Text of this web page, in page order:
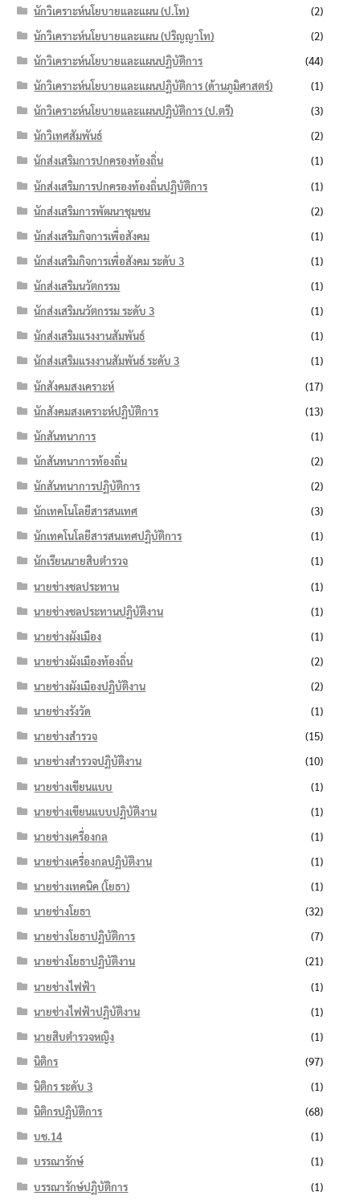
นักวิเคราะห์นโยบายและแผน (ป.โท)
(2)
นักวิเคราะห์นโยบายและแผน (ปริญญาโท)
(2)
นักวิเคราะห์นโยบายและแผนปฏิบัติการ
(44)
นักวิเคราะห์นโยบายและแผนปฏิบัติการ (ด้านภูมิศาสตร์)
(1)
นักวิเคราะห์นโยบายและแผนปฏิบัติการ (ป.ตรี)
(3)
นักวิเทศสัมพันธ์
(2)
นักส่งเสริมการปกครองท้องถิ่น
(1)
นักส่งเสริมการปกครองท้องถิ่นปฏิบัติการ
(1)
นักส่งเสริมการพัฒนาชุมชน
(2)
นักส่งเสริมกิจการเพื่อสังคม
(1)
นักส่งเสริมกิจการเพื่อสังคม ระดับ 3
(1)
นักส่งเสริมนวัตกรรม
(1)
นักส่งเสริมนวัตกรรม ระดับ 3
(1)
นักส่งเสริมแรงงานสัมพันธ์
(1)
นักส่งเสริมแรงงานสัมพันธ์ ระดับ 3
(1)
นักสังคมสงเคราะห์
(17)
นักสังคมสงเคราะห์ปฏิบัติการ
(13)
นักสันทนาการ
(1)
นักสันทนาการท้องถิ่น
(2)
นักสันทนาการปฏิบัติการ
(2)
นักเทคโนโลยีสารสนเทศ
(3)
นักเทคโนโลยีสารสนเทศปฏิบัติการ
(1)
นักเรียนนายสิบตำรวจ
(1)
นายช่างชลประทาน
(1)
นายช่างชลประทานปฏิบัติงาน
(1)
นายช่างผังเมือง
(1)
นายช่างผังเมืองท้องถิ่น
(2)
นายช่างผังเมืองปฏิบัติงาน
(2)
นายช่างรังวัด
(1)
นายช่างสำรวจ
(15)
นายช่างสำรวจปฏิบัติงาน
(10)
นายช่างเขียนแบบ
(1)
นายช่างเขียนแบบปฏิบัติงาน
(1)
นายช่างเครื่องกล
(1)
นายช่างเครื่องกลปฏิบัติงาน
(1)
นายช่างเทคนิค (โยธา)
(1)
นายช่างโยธา
(32)
นายช่างโยธาปฏิบัติการ
(7)
นายช่างโยธาปฏิบัติงาน
(21)
นายช่างไฟฟ้า
(1)
นายช่างไฟฟ้าปฏิบัติงาน
(1)
นายสิบตำรวจหญิง
(1)
นิติกร
(97)
นิติกร ระดับ 3
(1)
นิติกรปฏิบัติการ
(68)
บช.14
(1)
บรรณารักษ์
(1)
บรรณารักษ์ปฏิบัติการ
(1)